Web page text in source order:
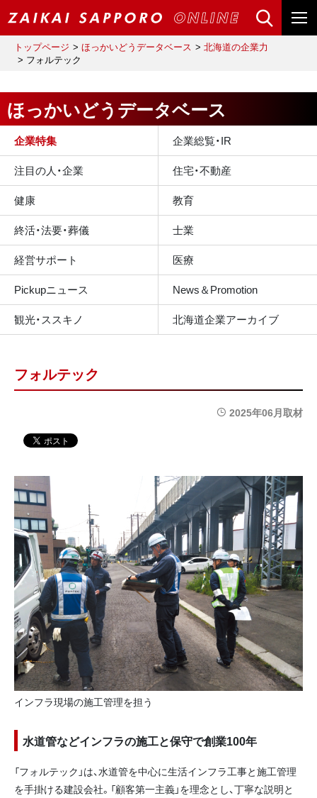
トップページ ほっかいどうデータベース
北海道の企業力
フォルテック
ほっかいどうデータベース
企業特集
企業総覧・IR
注目の人・企業
住宅・不動産
健康
教育
終活・法要・葬儀
士業
経営サポート
医療
Pickupニュース
News＆Promotion
観光・ススキノ
北海道企業アーカイブ
フォルテック
2025年06月取材
インフラ現場の施工管理を担う
水道管などインフラの施工と保守で創業100年
「フォルテック」は、水道管を中心に生活インフラ工事と施工管理
を手掛ける建設会社。「顧客第一主義」を理念とし、丁寧な説明と